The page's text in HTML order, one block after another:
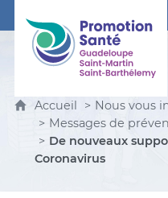
Promotion Santé
Accueil Nous vous
Messages de
De nouveaux
Coronavirus